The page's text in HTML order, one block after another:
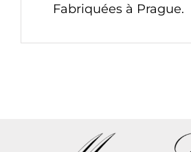
Fabriquées à Prague.